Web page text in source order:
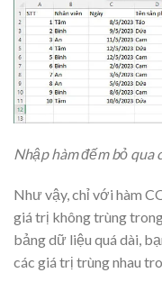
Nhập hàm đếm bỏ qua
Như vậy, chỉ với hàm
giá trị không trùng
bảng dữ liệu quá dài,
các giá trị trùng nhau